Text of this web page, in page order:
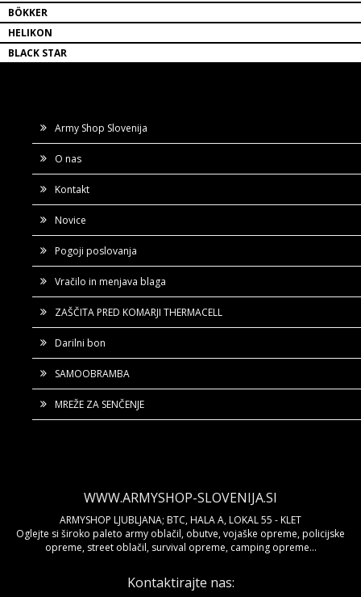
BÖKKER
HELIKON
BLACK STAR
Army Shop Slovenija
O nas
Kontakt
Novice
Pogoji poslovanja
Vračilo in menjava blaga
ZAŠČITA PRED KOMARJI THERMACELL
Darilni bon
SAMOOBRAMBA
MREŽE ZA SENČENJE
WWW.ARMYSHOP-SLOVENIJA.SI
ARMYSHOP LJUBLJANA; BTC, HALA A, LOKAL 55 - KLET
Oglejte si široko paleto army oblačil, obutve, vojaške opreme, policijske
opreme, street oblačil, survival opreme, camping opreme...
Kontaktirajte nas: